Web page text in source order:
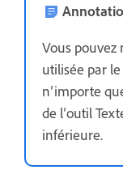
Vous
utilisée par
n’importe
de l’outil
inférieure.